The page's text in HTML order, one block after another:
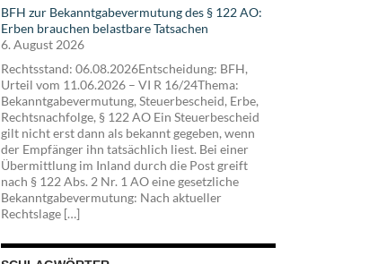
BFH zur Bekanntgabevermutung des § 122 AO:
Erben brauchen belastbare Tatsachen
6. August 2026
Rechtsstand: 06.08.2026Entscheidung: BFH,
Urteil vom 11.06.2026 – VI R 16/24Thema:
Bekanntgabevermutung, Steuerbescheid, Erbe,
Rechtsnachfolge, § 122 AO Ein Steuerbescheid
gilt nicht erst dann als bekannt gegeben, wenn
der Empfänger ihn tatsächlich liest. Bei einer
Übermittlung im Inland durch die Post greift
nach § 122 Abs. 2 Nr. 1 AO eine gesetzliche
Bekanntgabevermutung: Nach aktueller
Rechtslage […]